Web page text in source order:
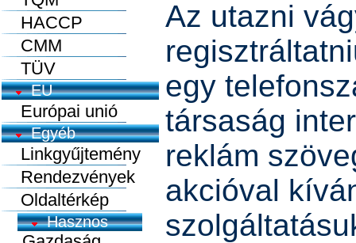
HACCP
CMM
TÜV
EU
Európai unió
Egyéb
Linkgyűjtemény
Rendezvények
Oldaltérkép
Az utazni
egy
társaság
reklám
akcióval